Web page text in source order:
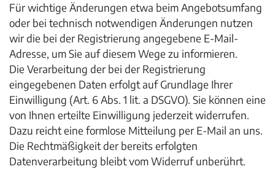
Für wichtige Änderungen etwa beim Angebotsumfang
oder bei technisch notwendigen Änderungen nutzen
wir die bei der Registrierung angegebene E-Mail-
Adresse, um Sie auf diesem Wege zu informieren.
Die Verarbeitung der bei der Registrierung
eingegebenen Daten erfolgt auf Grundlage Ihrer
Einwilligung (Art. 6 Abs. 1 lit. a DSGVO). Sie können eine
von Ihnen erteilte Einwilligung jederzeit widerrufen.
Dazu reicht eine formlose Mitteilung per E-Mail an uns.
Die Rechtmäßigkeit der bereits erfolgten
Datenverarbeitung bleibt vom Widerruf unberührt.